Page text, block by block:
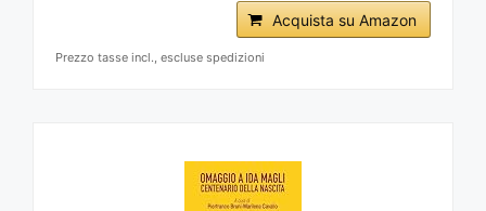
Acquista su Amazon
Prezzo tasse incl., escluse spedizioni